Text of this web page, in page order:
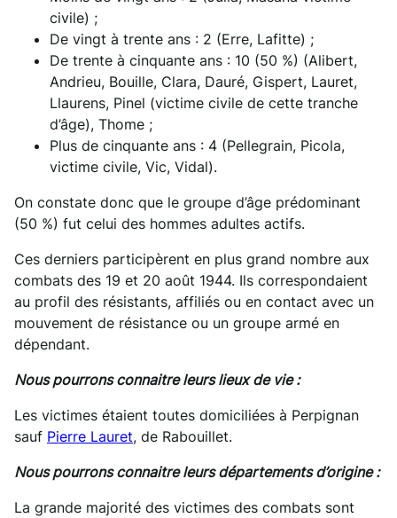
civile) ;
De vingt à trente ans : 2 (Erre, Lafitte) ;
De trente à cinquante ans : 10 (50 %) (Alibert,
Andrieu, Bouille, Clara, Dauré, Gispert, Lauret,
Llaurens, Pinel (victime civile de cette tranche
d’âge), Thome ;
Plus de cinquante ans : 4 (Pellegrain, Picola,
victime civile, Vic, Vidal).
On constate donc que le groupe d’âge prédominant
(50 %) fut celui des hommes adultes actifs.
Ces derniers participèrent en plus grand nombre aux
combats des 19 et 20 août 1944. Ils correspondaient
au profil des résistants, affiliés ou en contact avec un
mouvement de résistance ou un groupe armé en
dépendant.
Nous pourrons connaitre leurs lieux de vie :
Les victimes étaient toutes domiciliées à Perpignan
sauf Pierre Lauret, de Rabouillet.
Nous pourrons connaitre leurs départements d’origine :
La grande majorité des victimes des combats sont